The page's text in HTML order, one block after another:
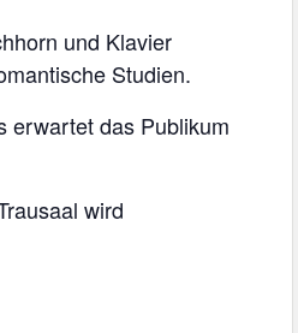
und Klavier
Studien.
erwartet das Publikum
wird